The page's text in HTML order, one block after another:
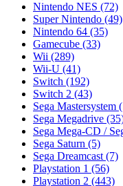
Nintendo NES (72)
Super Nintendo (49)
Nintendo 64 (35)
Gamecube (33)
Wii (289)
Wii-U (41)
Switch (192)
Switch 2 (43)
Sega Mastersystem
Sega Megadrive
Sega Mega-CD /
Sega Saturn (5)
Sega Dreamcast (7)
Playstation 1 (56)
Playstation 2 (443)